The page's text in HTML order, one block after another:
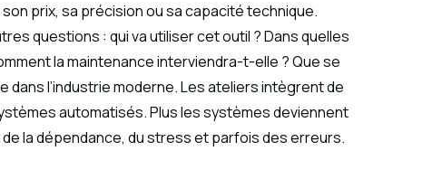
prix, sa précision ou sa capacité technique.
questions : qui va utiliser cet outil ? Dans quelles
la maintenance interviendra-t-elle ? Que se
l’industrie moderne. Les ateliers intègrent de
automatisés. Plus les systèmes deviennent
la dépendance, du stress et parfois des erreurs.